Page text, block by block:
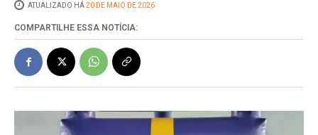
ATUALIZADO HÁ20 DE MAIO DE 2026
COMPARTILHE ESSA NOTÍCIA: